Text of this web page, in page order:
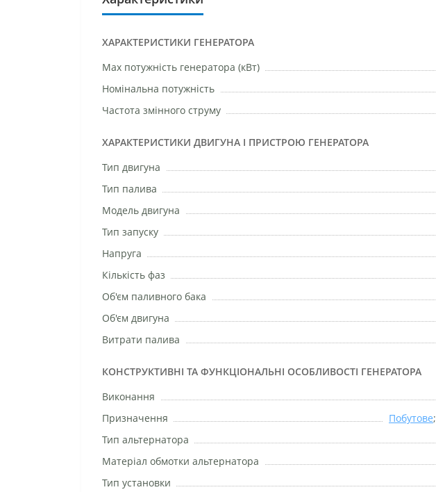
ХАРАКТЕРИСТИКИ ГЕНЕРАТОРА
Маx потужність генератора (кВт)
Номінальна потужність
Частота змінного струму
ХАРАКТЕРИСТИКИ ДВИГУНА І ПРИСТРОЮ ГЕНЕРАТОРА
Тип двигуна
Тип палива
Модель двигуна
Тип запуску
Напруга
Кількість фаз
Об'єм паливного бака
Об'єм двигуна
Витрати палива
КОНСТРУКТИВНІ ТА ФУНКЦІОНАЛЬНІ ОСОБЛИВОСТІ ГЕНЕРАТОРА
Виконання
Призначення
Побутове;
Тип альтернатора
Матеріал обмотки альтернатора
Тип установки